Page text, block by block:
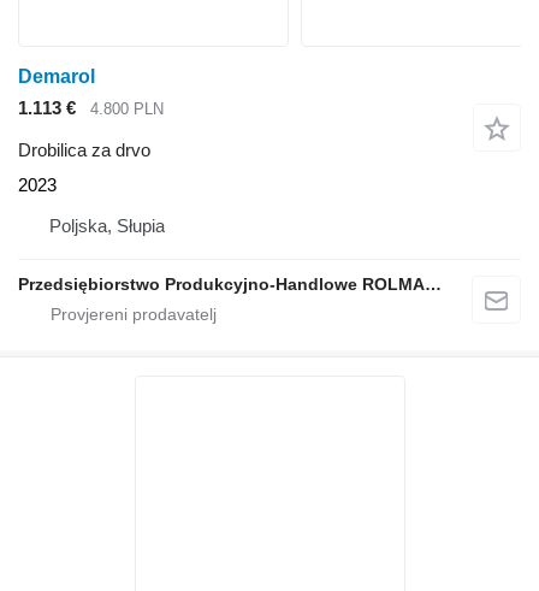
Demarol
1.113 €
4.800 PLN
Drobilica za drvo
2023
Poljska, Słupia
Przedsiębiorstwo Produkcyjno-Handlowe ROLMAPOL Marcin Dziekan